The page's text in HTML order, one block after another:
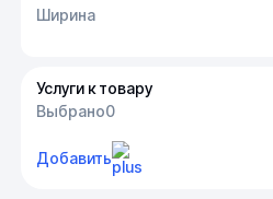
Ширина
Услуги к товару
Выбрано0
Добавить